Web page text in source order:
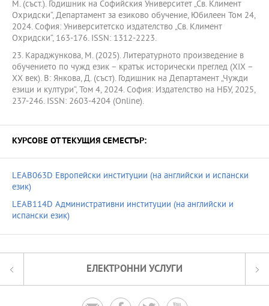
М. (съст.). Годишник на Софийския Университет „Св. Климент
Охридски“, Департамент за езиково обучение, Юбилеен Том 24,
2024. София: Университетско издателство „Св. Климент
Охридски“, 163-176. ISSN: 1312-2223.
23. Караджункова, М. (2025). Литературното произведение в
обучението по чужд език – кратък исторически преглед (XIX –
XX век). В: Янкова, Д. (съст). Годишник на Департамент „Чужди
езици и култури“, Том 4, 2024. София: Издателство на НБУ, 2025,
237-246. ISSN: 2603-4204 (Online).
КУРСОВЕ ОТ ТЕКУЩИЯ СЕМЕСТЪР:
LEAB063D Европейски институции (на английски и испански
език)
LEAB114D Административни институции (на английски и
испански език)
ЕЛЕКТРОННИ УСЛУГИ